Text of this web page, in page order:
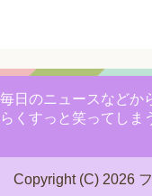
毎日のニュースなどか
らくすっと笑ってしま
Copyright (C) 2026